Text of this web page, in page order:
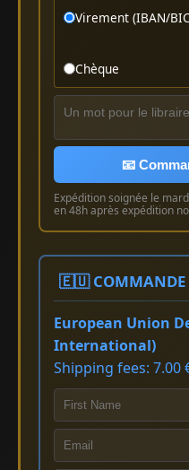
Virement (IBAN/
Chèque
📧
Expédition soignée le
en 48h après expédition
🇪🇺 COMMANDE
European Union
International)
Shipping fees: 7.00